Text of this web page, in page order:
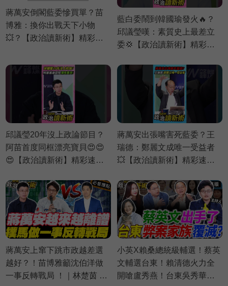
蔣萬安倒閣藍委慘買單？苗
博雅：換你出戰天下小物
💥？【政治讀新術】精彩速
藍白委鬧到韓國瑜發火🔥？
邱議瑩嘆：素質史上最差立
委💢【政治讀新術】精彩速
邱議瑩20年沒上政論節目？
阿苗首度同框漂亮寶貝😍😍
😍【政治讀新術】精彩速看
蔣萬安出張嘴害死藍委？王
瑞德：鄭麗文成唯一受益者
💥【政治讀新術】精彩速看
蔣萬安上窜下跳市政越差選
越好？！苗博雅籲沈伯洋做
一事反轉戰局 ！｜林楚茵 周
小英X賴桑總統級輔選！蔡英
文輔選台東！賴清德火力全
開嗆盧秀燕！台東吳秀華十